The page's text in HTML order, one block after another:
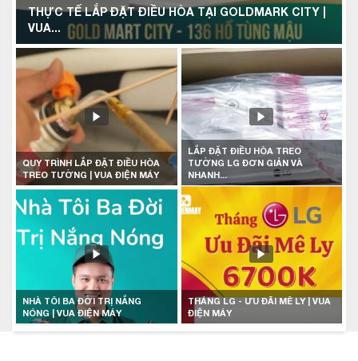
THỰC TẾ LẮP ĐẶT ĐIỀU HÒA TẠI GOLDMARK CITY |
VUA...
QUY TRÌNH LẮP ĐẶT ĐIỀU HÒA
TREO TƯỜNG | VUA ĐIỆN MÁY
LẮP ĐẶT ĐIỀU HÒA TREO
TƯỜNG LG ĐƠN GIẢN VÀ
NHANH...
NHÀ TÔI BA ĐỜI TRỊ NẮNG
NÓNG | VUA ĐIỆN MÁY
THÁNG LG - ƯU ĐÃI MÊ LY | VUA
ĐIỆN MÁY